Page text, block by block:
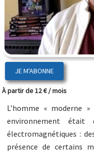
JE M'ABONNE
À partir de 12 € / mois
L’homme « moderne
environnement était
électromagnétiques :
présence de certains